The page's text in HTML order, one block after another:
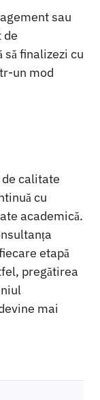
sau
de
finalizezi cu
un mod
calitate
cu
academică.
etapă
pregătirea
mai